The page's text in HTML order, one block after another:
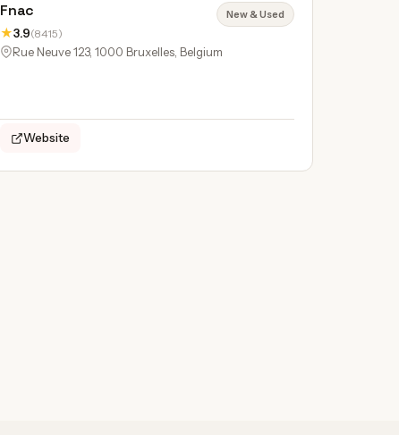
Fnac
★3.9(8415)
New & Used
Rue Neuve 123, 1000 Bruxelles, Belgium
Website